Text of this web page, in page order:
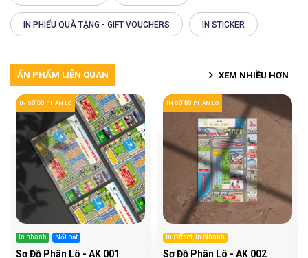
IN PHIẾU QUÀ TẶNG - GIFT VOUCHERS IN STICKER
ẤN PHẨM LIÊN QUAN XEM NHIỀU HƠN
IN SƠ ĐỒ PHÂN LÔ
In nhanh Nổi bật
Sơ Đồ Phân Lô - AK 001
IN SƠ ĐỒ PHÂN LÔ
In Offset, In Nhanh
Sơ Đồ Phân Lô - AK 002